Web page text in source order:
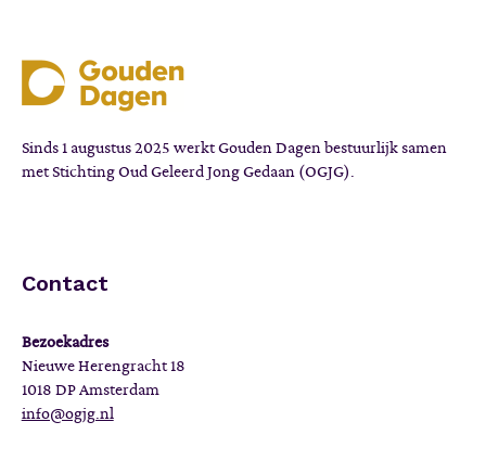
Sinds 1 augustus 2025 werkt Gouden Dagen bestuurlijk samen
met Stichting Oud Geleerd Jong Gedaan (OGJG).
Contact
Bezoekadres
Nieuwe Herengracht 18
1018 DP Amsterdam
info@ogjg.nl